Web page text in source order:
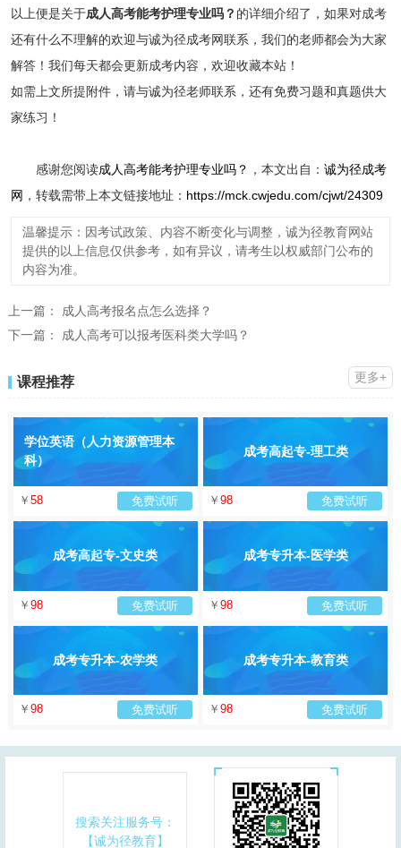
以上便是关于成人高考能考护理专业吗？ 的详细介绍了，如果对成考
还有什么不理解的欢迎与诚为径成考网联系，我们的老师都会为大家
解答！我们每天都会更新成考内容，欢迎收藏本站！
如需上文所提附件，请与诚为径老师联系，还有免费习题和真题供大
家练习！
感谢您阅读成人高考能考护理专业吗？ ，本文出自： 诚为径成考
网 ，转载需带上本文链接地址： https://mck.cwjedu.com/cjwt/24309
温馨提示：因考试政策、内容不断变化与调整，诚为径教育网站
提供的以上信息仅供参考，如有异议，请考生以权威部门公布的
内容为准。
上一篇： 成人高考报名点怎么选择？
下一篇： 成人高考可以报考医科类大学吗？
课程推荐 更多+
学位英语（人力资源管理本
科）
￥ 58 免费试听
成考高起专-理工类
￥ 98 免费试听
成考高起专-文史类
￥ 98 免费试听
成考专升本-医学类
￥ 98 免费试听
成考专升本-农学类
￥ 98 免费试听
成考专升本-教育类
￥ 98 免费试听
搜索关注服务号：
【诚为径教育】